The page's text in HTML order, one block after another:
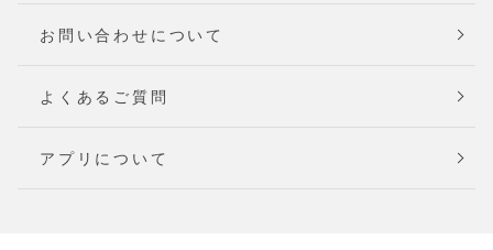
お問い合わせについて
よくあるご質問
アプリについて